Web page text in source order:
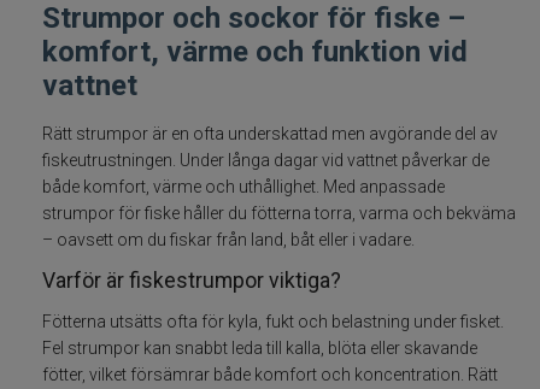
Småplock
Tillbehör
Flugbindning
Flugfiske
Vinterfiske
Kläder
Strumpor och sockor för fiske –
komfort, värme och funktion vid
vattnet
Rätt strumpor är en ofta underskattad men avgörande del av
fiskeutrustningen. Under långa dagar vid vattnet påverkar de
både komfort, värme och uthållighet. Med anpassade
strumpor för fiske håller du fötterna torra, varma och bekväma
– oavsett om du fiskar från land, båt eller i vadare.
Varför är fiskestrumpor viktiga?
Fötterna utsätts ofta för kyla, fukt och belastning under fisket.
Fel strumpor kan snabbt leda till kalla, blöta eller skavande
fötter, vilket försämrar både komfort och koncentration. Rätt